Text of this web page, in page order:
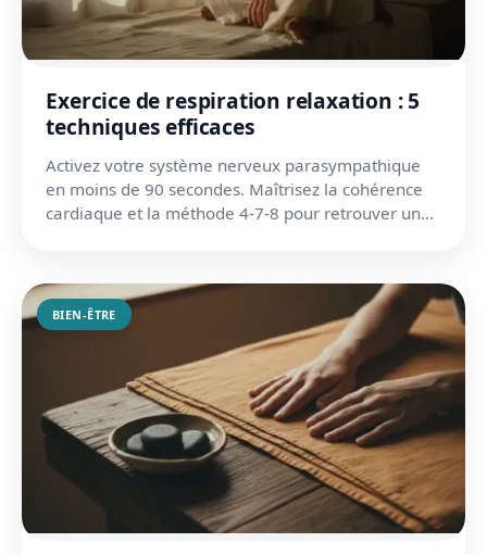
Exercice de respiration relaxation : 5
techniques efficaces
Activez votre système nerveux parasympathique
en moins de 90 secondes. Maîtrisez la cohérence
cardiaque et la méthode 4-7-8 pour retrouver un
BIEN-ÊTRE